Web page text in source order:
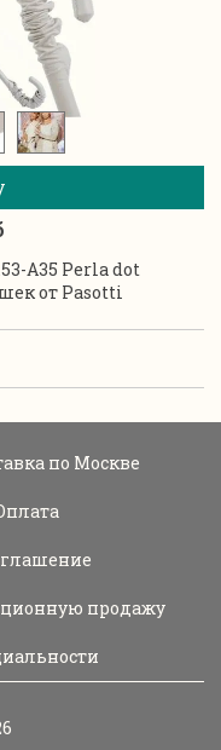
А35 Perla dot
от Pasotti
по Москве
продажу